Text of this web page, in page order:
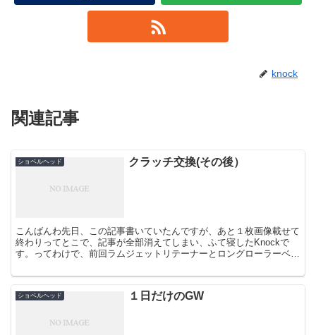
knock
関連記事
ショベルヘッド クラッチ交換(その後）
こんばんわ先日、この記事書いていたんですが、あと１枚画像載せて
終わりってとこで、記事が全部消えてしまい、ふて寝したKnockで
す。ってわけで、前回ラムジェットリテーナーとロングローラーベア
ショベルヘッド １日だけのGW